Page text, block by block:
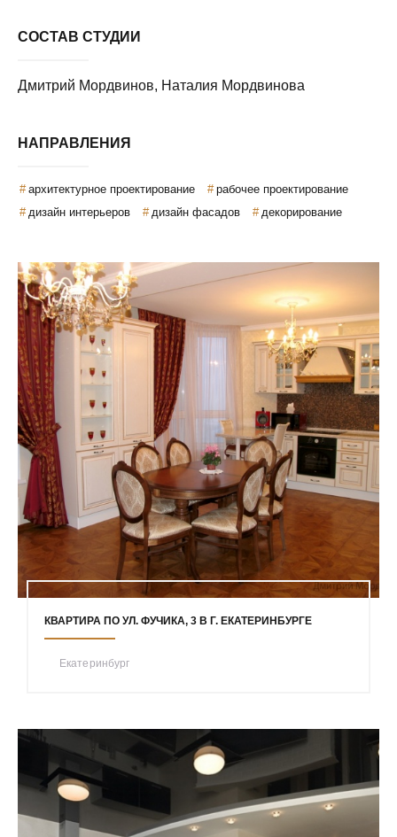
СОСТАВ СТУДИИ
Дмитрий Мордвинов, Наталия Мордвинова
НАПРАВЛЕНИЯ
архитектурное проектирование
рабочее проектирование
дизайн интерьеров
дизайн фасадов декорирование
КВАРТИРА ПО УЛ. ФУЧИКА, 3 В Г. ЕКАТЕРИНБУРГЕ
Екатеринбург